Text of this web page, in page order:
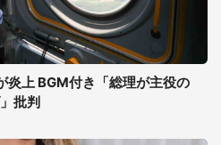
炎上 BGM付き「総理が主役の
批判